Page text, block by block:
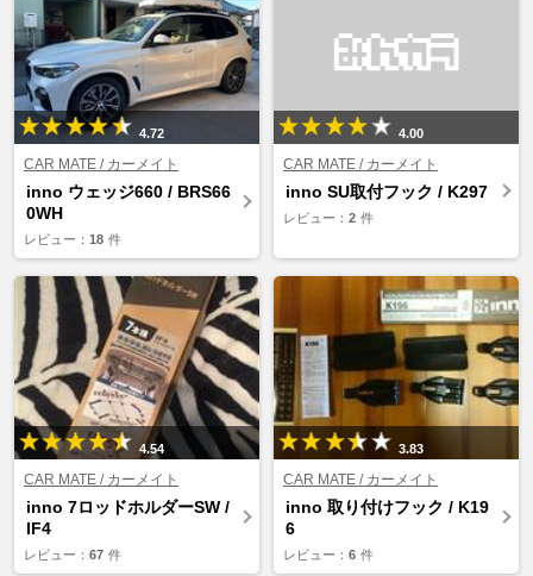
4.72
CAR MATE / カーメイト
inno ウェッジ660 / BRS66
0WH
レビュー： 18 件
4.00
CAR MATE / カーメイト
inno SU取付フック / K297
レビュー： 2 件
4.54
CAR MATE / カーメイト
inno 7ロッドホルダーSW /
IF4
レビュー： 67 件
3.83
CAR MATE / カーメイト
inno 取り付けフック / K19
6
レビュー： 6 件